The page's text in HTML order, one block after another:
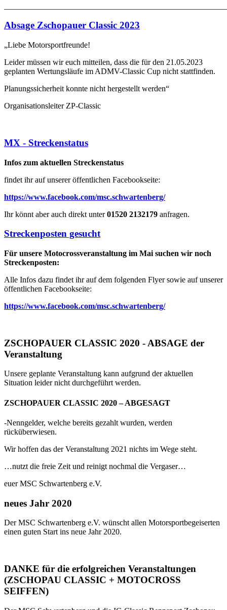
Absage Zschopauer Classic 2023
„Liebe Motorsportfreunde!
Leider müssen wir euch mitteilen, dass die für den 21.05.2023
geplanten Wertungsläufe im ADMV-Classic Cup nicht stattfinden.
Planungssicherheit konnte nicht hergestellt werden“
Organisationsleiter ZP-Classic
MX - Streckenstatus
Infos zum aktuellen Streckenstatus
findet ihr auf unserer öffentlichen Facebookseite:
https://www.facebook.com/msc.schwartenberg/
Ihr könnt aber auch direkt unter01520 2132179 anfragen.
Streckenposten gesucht
Für unsere Motocrossveranstaltung im Mai suchen wir noch
Streckenposten:
Alle Infos dazu findet ihr auf dem folgenden Flyer sowie auf unserer
öffentlichen Facebookseite:
https://www.facebook.com/msc.schwartenberg/
ZSCHOPAUER CLASSIC 2020 - ABSAGE der
Veranstaltung
Unsere geplante Veranstaltung kann aufgrund der aktuellen
Situation leider nicht durchgeführt werden.
ZSCHOPAUER CLASSIC 2020 – ABGESAGT
-Nenngelder, welche bereits gezahlt wurden, werden
rücküberwiesen.
Wir hoffen das der Veranstaltung 2021 nichts im Wege steht.
…nutzt die freie Zeit und reinigt nochmal die Vergaser…
euer MSC Schwartenberg e.V.
neues Jahr 2020
Der MSC Schwartenberg e.V. wünscht allen Motorsportbegeiserten
einen guten Start ins neue Jahr 2020.
DANKE für die erfolgreichen Veranstaltungen
(ZSCHOPAU CLASSIC + MOTOCROSS
SEIFFEN)